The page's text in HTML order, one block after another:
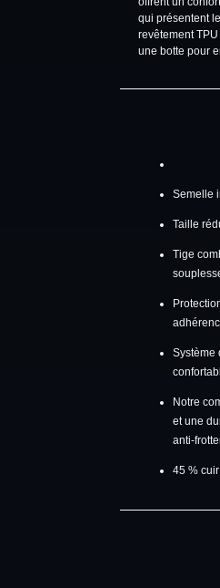
qui présentent
revêtement
une botte pour
Semelle
Taille
Tige
Système
Notre
et une
anti-
45 %